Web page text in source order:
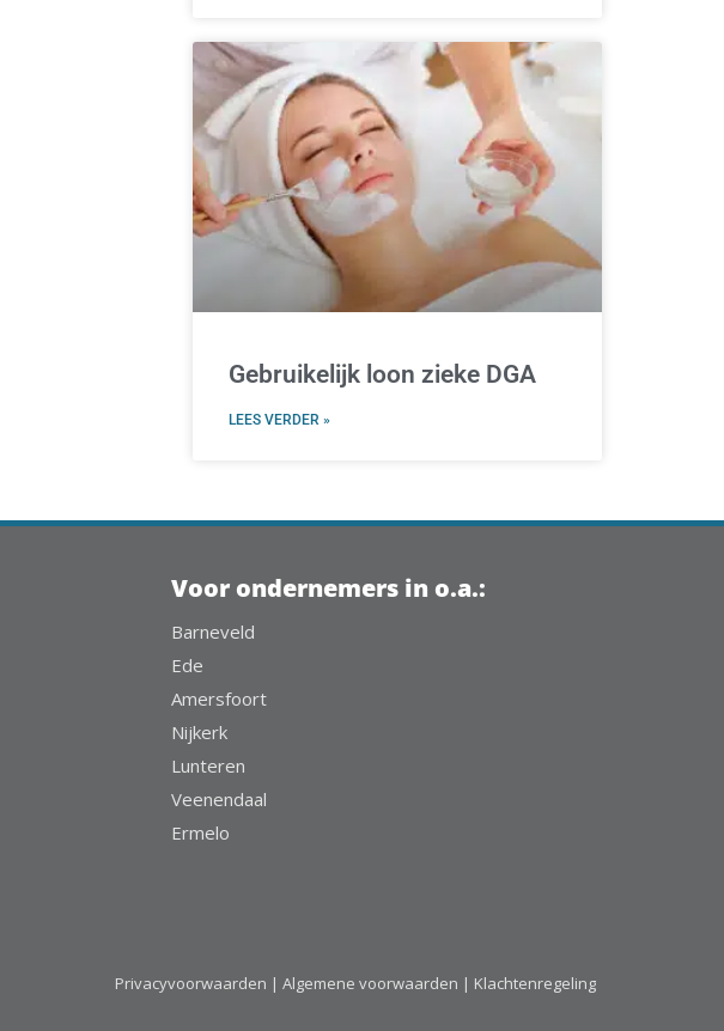
Gebruikelijk loon zieke DGA
LEES VERDER »
Voor ondernemers in o.a.:
Barneveld
Ede
Amersfoort
Nijkerk
Lunteren
Veenendaal
Ermelo
Privacyvoorwaarden | Algemene voorwaarden | Klachtenregeling